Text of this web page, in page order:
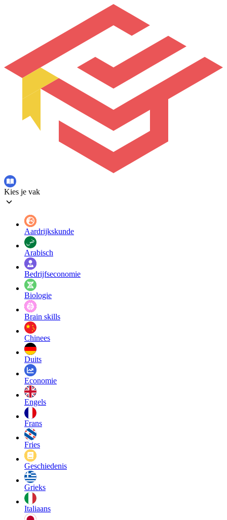
Kies je vak
Aardrijkskunde
Arabisch
Bedrijfseconomie
Biologie
Brain skills
Chinees
Duits
Economie
Engels
Frans
Fries
Geschiedenis
Grieks
Italiaans